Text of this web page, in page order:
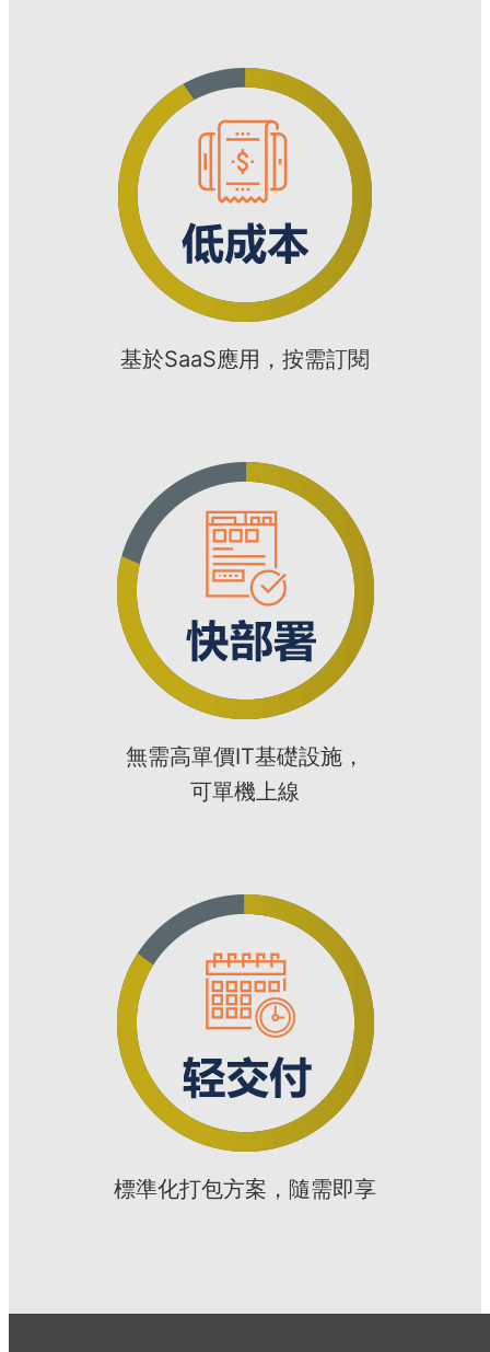
基於SaaS應用，按需訂閱
無需高單價IT基礎設施，
可單機上線
標準化打包方案，隨需即享